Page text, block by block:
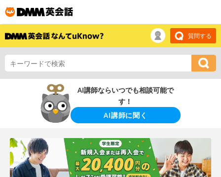
質問する
AI講師ならいつでも相談可能で
す！
AI講師に聞く